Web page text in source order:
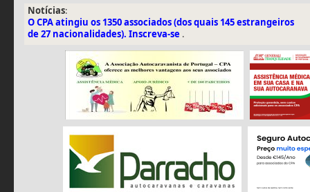
Notícias:
O CPA atingiu os 1350 associados (dos quais 145 estrangeiros
de 27 nacionalidades). Inscreva-se .